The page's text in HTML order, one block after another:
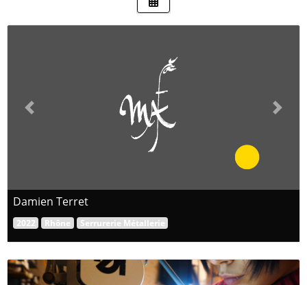
Previous Next
Damien Terret
2022 Rhône Serrurerie Métallerie